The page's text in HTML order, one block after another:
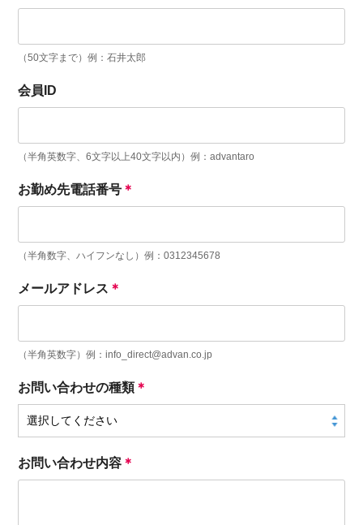
（50文字まで）例：石井太郎
会員ID
（半角英数字、6文字以上40文字以内）例：advantaro
お勤め先電話番号 ＊
（半角数字、ハイフンなし）例：0312345678
メールアドレス ＊
（半角英数字）例：info_direct@advan.co.jp
お問い合わせの種類＊
お問い合わせ内容 ＊